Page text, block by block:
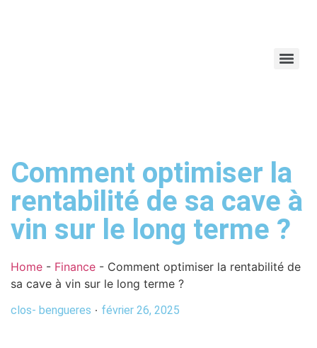
Comment optimiser la
rentabilité de sa cave à
vin sur le long terme ?
Home - Finance - Comment optimiser la rentabilité de
sa cave à vin sur le long terme ?
clos- bengueres février 26, 2025